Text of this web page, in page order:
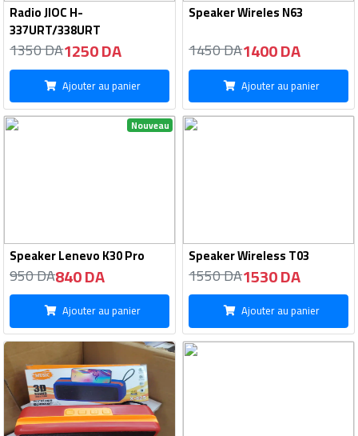
Radio JIOC H-
337URT/338URT
1350 DA1250 DA
Ajouter au panier
Speaker Wireles N63
1450 DA1400 DA
Ajouter au panier
Nouveau
Speaker Lenevo K30 Pro
950 DA840 DA
Ajouter au panier
Speaker Wireless T03
1550 DA1530 DA
Ajouter au panier